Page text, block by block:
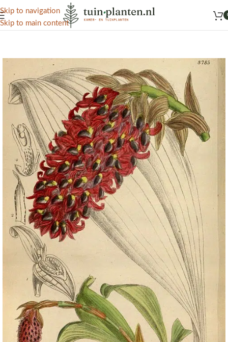
Skip to navigation
Skip to main content
Het grootste aanbod kamer- en tuinplanten
Home/ Kennisbank/Tuinplanten